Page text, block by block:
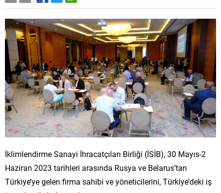
İklimlendirme Sanayi İhracatçıları Birliği (İSİB), 30 Mayıs-2
Haziran 2023 tarihleri arasında Rusya ve Belarus’tan
Türkiye’ye gelen firma sahibi ve yöneticilerini, Türkiye’deki iş